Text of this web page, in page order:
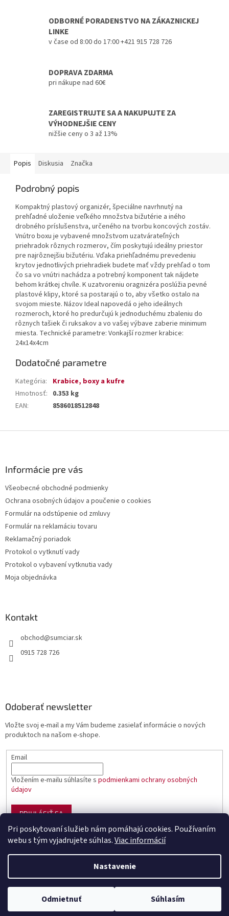
Pri poskytovaní služieb nám pomáhajú cookies. Používaním
webu s tým vyjadrujete súhlas.Viac informácií
Nastavenie
Odmietnuť Súhlasím
ODBORNÉ PORADENSTVO NA ZÁKAZNICKEJ
LINKE
v čase od 8:00 do 17:00 +421 915 728 726
DOPRAVA ZDARMA
pri nákupe nad 60€
ZAREGISTRUJTE SA A NAKUPUJTE ZA
VÝHODNEJŠIE CENY
nižšie ceny o 3 až 13%
Popis Diskusia Značka
Podrobný popis
Kompaktný plastový organizér, špeciálne navrhnutý na
prehľadné uloženie veľkého množstva bižutérie a iného
drobného príslušenstva, určeného na tvorbu koncových zostáv.
Vnútro boxu je vybavené množstvom uzatvárateľných
priehradok rôznych rozmerov, čím poskytujú ideálny priestor
pre najrôznejšiu bižutériu. Vďaka priehľadnému prevedeniu
krytov jednotlivých priehradiek budete mať vždy prehľad o tom
čo sa vo vnútri nachádza a potrebný komponent tak nájdete
behom krátkej chvíle. K uzatvoreniu oragnizéra poslúžia pevné
plastové klipy, ktoré sa postarajú o to, aby všetko ostalo na
svojom mieste. Názov Ideal napovedá o jeho ideálnych
rozmeroch, ktoré ho predurčujú k jednoduchému zbaleniu do
rôznych tašiek či ruksakov a vo vašej výbave zaberie minimum
miesta. Technické parametre: Vonkajší rozmer krabice:
24x14x4cm
Dodatočné parametre
Kategória:
Krabice, boxy a kufre
Hmotnosť: 0.353 kg
EAN: 8586018512848
Informácie pre vás
Všeobecné obchodné podmienky
Ochrana osobných údajov a poučenie o cookies
Formulár na odstúpenie od zmluvy
Formulár na reklamáciu tovaru
Reklamačný poriadok
Protokol o vytknutí vady
Protokol o vybavení vytknutia vady
Moja objednávka
Kontakt
obchod@sumciar.sk
0915 728 726
Odoberať newsletter
Vložte svoj e-mail a my Vám budeme zasielať informácie o nových
produktoch na našom e-shope.
Email
Vložením e-mailu súhlasíte s podmienkami ochrany osobných
údajov
PRIHLÁSIŤ SA
Copyright 2026Sumciar - rybárske potreby. Všetky práva
vyhradené.
Upraviť nastavenie cookies